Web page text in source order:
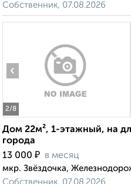
Собственник, 07.08.2026
2/8
‹
Дом 22м², 1-этажный, на
города
13 000 ₽ в месяц
мкр. Звёздочка,
Собственник, 07.08.2026